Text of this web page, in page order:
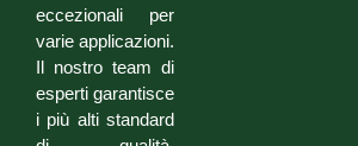
eccezionali per
varie applicazioni.
Il nostro team di
esperti garantisce
i più alti standard